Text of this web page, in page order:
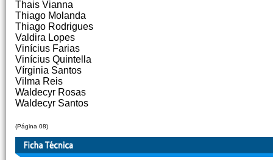
Thais Vianna
Thiago Molanda
Thiago Rodrigues
Valdira Lopes
Vinícius Farias
Vinícius Quintella
Vírginia Santos
Vilma Reis
Waldecyr Rosas
Waldecyr Santos
(Página 08)